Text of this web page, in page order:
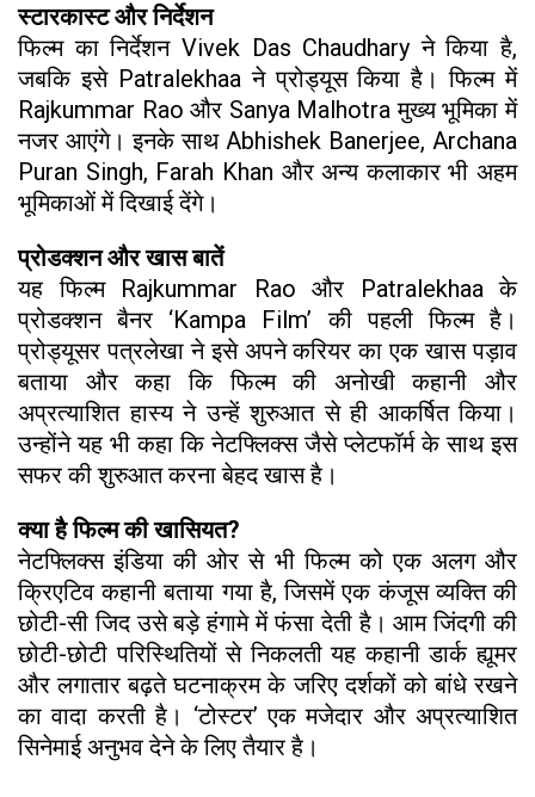
स्टारकास्ट और निर्देशन
फिल्म का निर्देशन Vivek Das Chaudhary ने किया है,
जबकि इसे Patralekhaa ने प्रोड्यूस किया है। फिल्म में
Rajkummar Rao और Sanya Malhotra मुख्य भूमिका में
नजर आएंगे। इनके साथ Abhishek Banerjee, Archana
Puran Singh, Farah Khan और अन्य कलाकार भी अहम
भूमिकाओं में दिखाई देंगे।
प्रोडक्शन और खास बातें
यह फिल्म Rajkummar Rao और Patralekhaa के
प्रोडक्शन बैनर ‘Kampa Film’ की पहली फिल्म है।
प्रोड्यूसर पत्रलेखा ने इसे अपने करियर का एक खास पड़ाव
बताया और कहा कि फिल्म की अनोखी कहानी और
अप्रत्याशित हास्य ने उन्हें शुरुआत से ही आकर्षित किया।
उन्होंने यह भी कहा कि नेटफ्लिक्स जैसे प्लेटफॉर्म के साथ इस
सफर की शुरुआत करना बेहद खास है।
क्या है फिल्म की खासियत?
नेटफ्लिक्स इंडिया की ओर से भी फिल्म को एक अलग और
क्रिएटिव कहानी बताया गया है, जिसमें एक कंजूस व्यक्ति की
छोटी-सी जिद उसे बड़े हंगामे में फंसा देती है। आम जिंदगी की
छोटी-छोटी परिस्थितियों से निकलती यह कहानी डार्क ह्यूमर
और लगातार बढ़ते घटनाक्रम के जरिए दर्शकों को बांधे रखने
का वादा करती है। ‘टोस्टर’ एक मजेदार और अप्रत्याशित
सिनेमाई अनुभव देने के लिए तैयार है।